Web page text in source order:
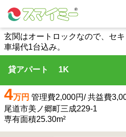
お気に入り
玄関はオートロックなので、セ
車場代1台込み。
貸アパート 1K
4万円 管理費2,000円/ 共益費
尾道市美ノ郷町三成229-1
専有面積25.30m²